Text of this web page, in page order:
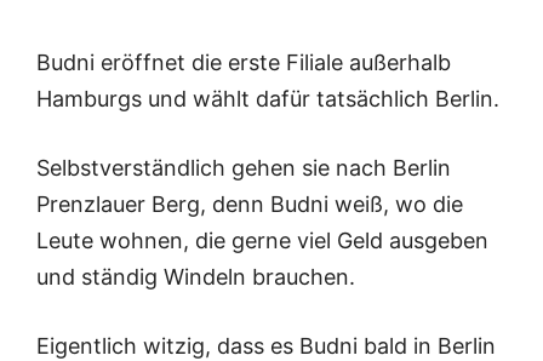
Budni eröffnet die erste Filiale außerhalb
Hamburgs und wählt dafür tatsächlich Berlin.
Selbstverständlich gehen sie nach Berlin
Prenzlauer Berg, denn Budni weiß, wo die
Leute wohnen, die gerne viel Geld ausgeben
und ständig Windeln brauchen.
Eigentlich witzig, dass es Budni bald in Berlin